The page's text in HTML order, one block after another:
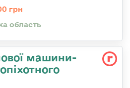
грн
область
машини-